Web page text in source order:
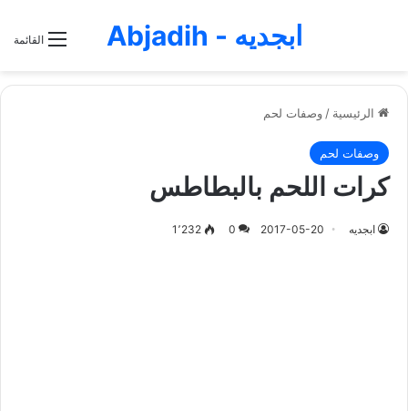
القائمة ابجديه - Abjadih
الرئيسية / وصفات لحم
وصفات لحم
كرات اللحم بالبطاطس
ابجديه 2017-05-20
0 1٬232